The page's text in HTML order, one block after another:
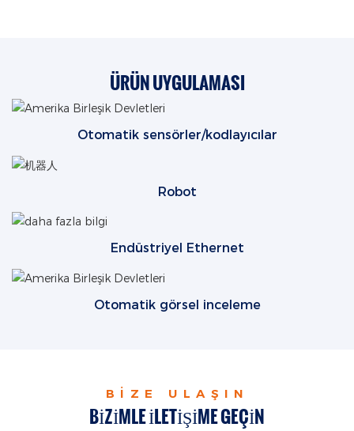
ÜRÜN UYGULAMASI
Otomatik sensörler/kodlayıcılar
Robot
Endüstriyel Ethernet
Otomatik görsel inceleme
BIZE ULAŞIN
BIZIMLE ILETIŞIME GEÇIN